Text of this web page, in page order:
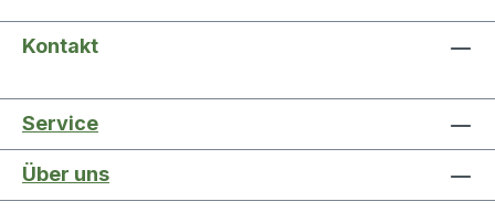
Kontakt
Service
Über uns